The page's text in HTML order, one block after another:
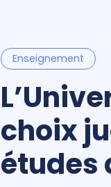
Enseignement
choix
études